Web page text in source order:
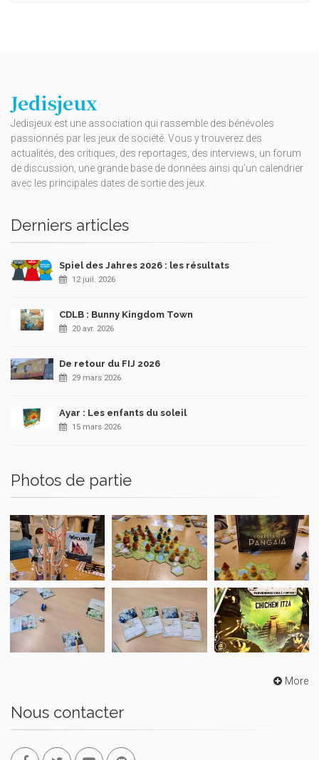
Jedisjeux
Jedisjeux est une association qui rassemble des bénévoles
passionnés par les jeux de société. Vous y trouverez des
actualités, des critiques, des reportages, des interviews, un forum
de discussion, une grande base de données ainsi qu’un calendrier
avec les principales dates de sortie des jeux.
Derniers articles
Spiel des Jahres 2026 : les résultats
12 juil. 2026
CDLB : Bunny Kingdom Town
20 avr. 2026
De retour du FIJ 2026
29 mars 2026
Ayar : Les enfants du soleil
15 mars 2026
Photos de partie
More
Nous contacter